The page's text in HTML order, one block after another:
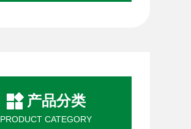
产品分类
PRODUCT CATEGORY